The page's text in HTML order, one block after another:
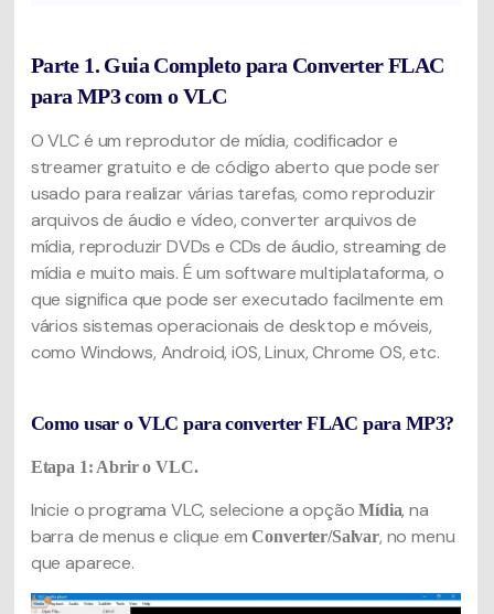
Parte 1. Guia Completo para Converter FLAC
para MP3 com o VLC
O VLC é um reprodutor de mídia, codificador e
streamer gratuito e de código aberto que pode ser
usado para realizar várias tarefas, como reproduzir
arquivos de áudio e vídeo, converter arquivos de
mídia, reproduzir DVDs e CDs de áudio, streaming de
mídia e muito mais. É um software multiplataforma, o
que significa que pode ser executado facilmente em
vários sistemas operacionais de desktop e móveis,
como Windows, Android, iOS, Linux, Chrome OS, etc.
Como usar o VLC para converter FLAC para MP3?
Etapa 1: Abrir o VLC.
Inicie o programa VLC, selecione a opçãoMídia, na
barra de menus e clique emConverter/Salvar, no menu
que aparece.